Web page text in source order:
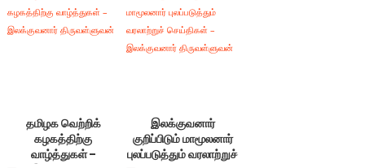
தமிழக வெற்றிக்
கழகத்திற்கு
வாழ்த்துகள் –
இலக்குவனார்
குறிப்பிடும் மாமூலனார்
புலப்படுத்தும் வரலாற்றுச்